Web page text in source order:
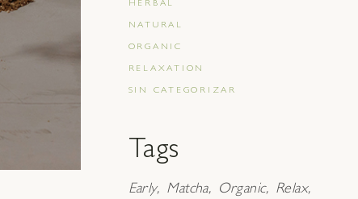
HERBAL
NATURAL
ORGANIC
RELAXATION
SIN CATEGORIZAR
Tags
Early Matcha Organic
Relax